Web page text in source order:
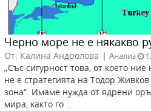
Черно море не е някакво
От: Калина Андролова | Анализ
„Със сигурност това, от което
не е стратегията на Тодор
зона“. Имаме нужда от ядрени
мира, както го ...